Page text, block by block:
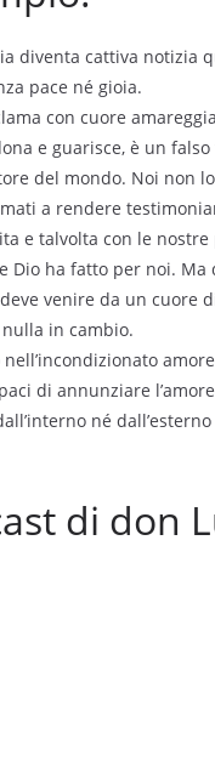
diventa cattiva notizia
pace né gioia.
con cuore
e guarisce, è un
del mondo. Noi non
a rendere
e talvolta con le nostre
Dio ha fatto per noi. Ma
venire da un cuore
in cambio.
di annunziare
né dall’esterno
di don